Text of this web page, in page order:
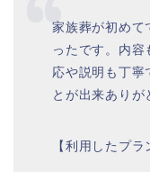
家族葬が初めて
ったです。内容
応や説明も丁寧
とが出来ありが
【利用したプ